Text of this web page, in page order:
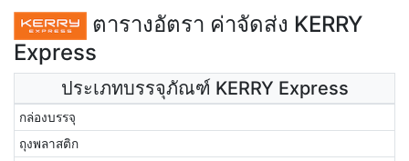
ตารางอัตรา ค่าจัดส่ง KERRY
Express
ประเภทบรรจุภัณฑ์ KERRY Express
กล่องบรรจุ
ถุงพลาสติก